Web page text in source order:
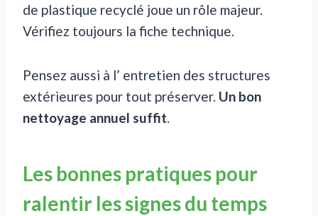
de plastique recyclé joue un rôle majeur.
Vérifiez toujours la fiche technique.
Pensez aussi à l’ entretien des structures
extérieures pour tout préserver. Un bon
nettoyage annuel suffit.
Les bonnes pratiques pour
ralentir les signes du temps